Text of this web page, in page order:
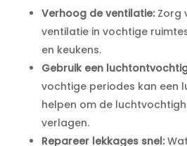
Verhoog de ventilatie:Zorg
ventilatie in vochtige
en keukens.​
Gebruik een
vochtige periodes kan een
helpen om de
verlagen.​
Repareer lekkages snel: